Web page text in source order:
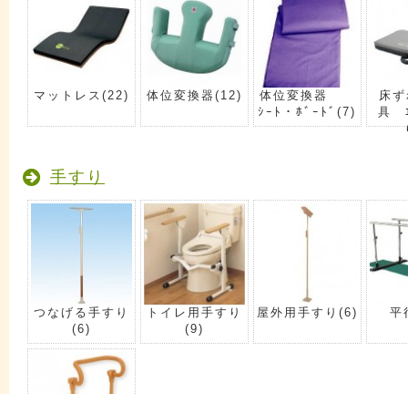
マットレス (22) 体位変換器 (12)
体位変換器
ｼｰﾄ・ﾎﾞｰﾄﾞ(7)
床
具
手すり
つなげる手すり
(6)
トイレ用手すり
(9)
屋外用手すり (6) 平